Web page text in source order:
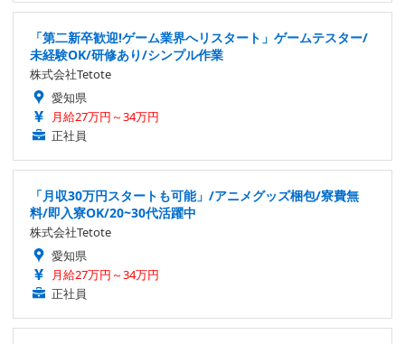
「第二新卒歓迎!ゲーム業界へリスタート」ゲームテスター/
未経験OK/研修あり/シンプル作業
株式会社Tetote
愛知県
月給27万円～34万円
正社員
「月収30万円スタートも可能」/アニメグッズ梱包/寮費無
料/即入寮OK/20~30代活躍中
株式会社Tetote
愛知県
月給27万円～34万円
正社員